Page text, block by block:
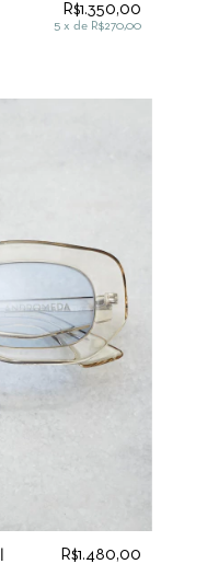
R$1.350,00
5 x de R$270,00
R$1.480,00